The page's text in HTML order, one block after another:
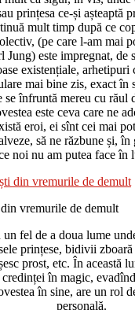
prințesa ce-și așteaptă
mult timp după ce
(pe care l-am mai
Jung) este impregnat, de
existențiale, arhetipuri
mai bine zis, exact în
se înfruntă mereu cu răul
este ceva care ne
eroi, ei sînt cei mai
să ne răzbune și, în
noi nu am putea face în
vremurile de demult
un fel de a doua lume
prințese, bidivii
prost, etc. În această
în magic,
în sine, are un rol
personală.